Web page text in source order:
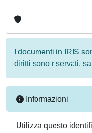
I documenti in IRIS
diritti sono riservati,
Informazioni
Utilizza questo